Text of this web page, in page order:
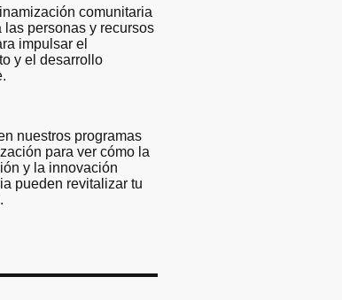
comunitaria
las personas y recursos
impulsar el
y el desarrollo
nuestros programas
para ver cómo la
y la innovación
pueden revitalizar tu